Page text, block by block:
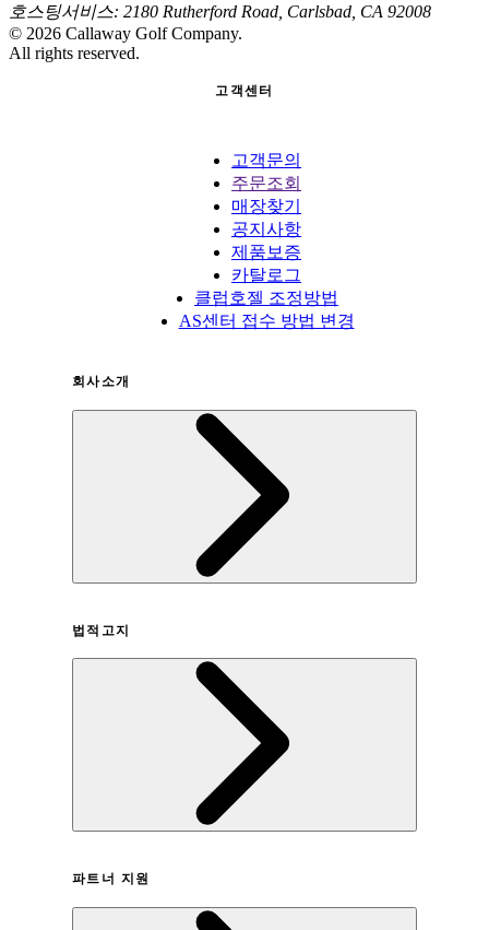
호스팅서비스: 2180 Rutherford Road, Carlsbad, CA 92008
© 2026 Callaway Golf Company.
All rights reserved.
고객센터
고객문의
주문조회
매장찾기
공지사항
제품보증
카탈로그
클럽호젤 조정방법
AS센터 접수 방법 변경
회사소개
법적고지
개인정보취급방침
파트너 지원